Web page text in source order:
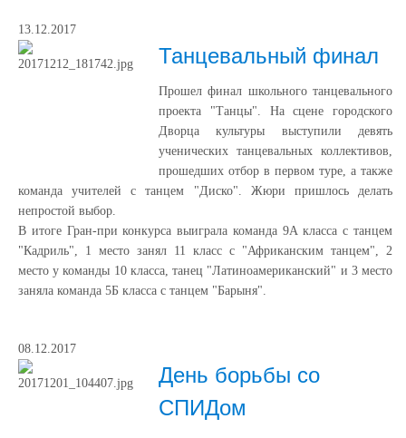
13.12.2017
Танцевальный финал
Прошел финал школьного танцевального
проекта "Танцы". На сцене городского
Дворца культуры выступили девять
ученических танцевальных коллективов,
прошедших отбор в первом туре, а также
команда учителей с танцем "Диско". Жюри пришлось делать
непростой выбор.
В итоге Гран-при конкурса выиграла команда 9А класса с танцем
"Кадриль", 1 место занял 11 класс с "Африканским танцем", 2
место у команды 10 класса, танец "Латиноамериканский" и 3 место
заняла команда 5Б класса с танцем "Барыня".
08.12.2017
День борьбы со
СПИДом